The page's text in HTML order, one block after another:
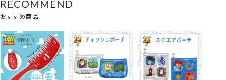
RECOMMEND
おすすめ商品